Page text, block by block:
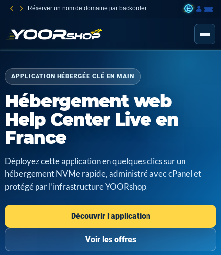
Réserver un nom de domaine par backorder
APPLICATION HÉBERGÉE CLÉ EN MAIN
Hébergement web
Help Center Live en
France
Déployez cette application en quelques clics sur un
hébergement NVMe rapide, administré avec cPanel et
protégé par l’infrastructure YOORshop.
Découvrir l’application
Voir les offres